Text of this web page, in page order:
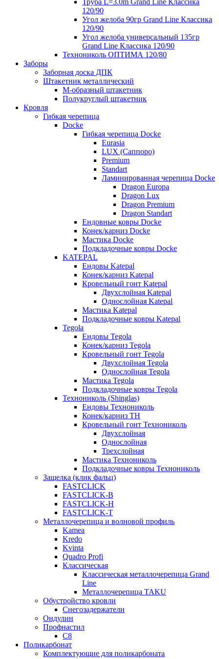
Труба L=3.0m Grand Line Классика
120/90
Угол желоба 90гр Grand Line Классика
120/90
Угол желоба универсальный 135гр
Grand Line Классика 120/90
Технониколь ОПТИМА 120/80
Заборы
Заборная доска ДПК
Штакетник металлический
М-образный штакетник
Полукруглый штакетник
Кровля
Гибкая черепица
Docke
Гибкая черепица Docke
Eurasia
LUX (Саппоро)
Premium
Standart
Ламинированная черепица Docke
Dragon Europa
Dragon Lux
Dragon Premium
Dragon Standart
Ендовные ковры Docke
Конек/карниз Docke
Мастика Docke
Подкладочные ковры Docke
KATEPAL
Ендовы Katepal
Конек/карниз Katepal
Кровельный гонт Katepal
Двухслойная Katepal
Однослойная Katepal
Мастика Katepal
Подкладочные ковры Katepal
Tegola
Ендовы Tegola
Конек/карниз Tegola
Кровельный гонт Tegola
Двухслойная Tegola
Однослойная Tegola
Мастика Tegola
Подкладочные ковры Tegola
Технониколь (Shinglas)
Ендовы Технониколь
Конек/карниз ТН
Кровельный гонт Технониколь
Двухслойная
Однослойная
Трехслойная
Мастика Технониколь
Подкладочные ковры Технониколь
Защелка (клик фальц)
FASTCLICK
FASTCLICK-B
FASTCLICK-H
FASTCLICK-T
Металлочерепица и волновой профиль
Kamea
Kredo
Kvinta
Quadro Profi
Классическая
Классическая металлочерепица Grand
Line
Металлочерепица TAKU
Обустройство кровли
Снегозадержатели
Ондулин
Профнастил
С8
Поликарбонат
Комплектующие для поликарбоната